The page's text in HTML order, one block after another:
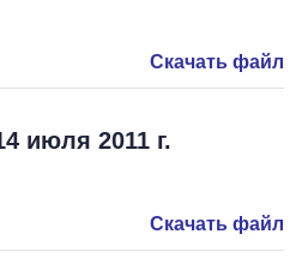
Скачать файл
июля 2011 г.
Скачать файл